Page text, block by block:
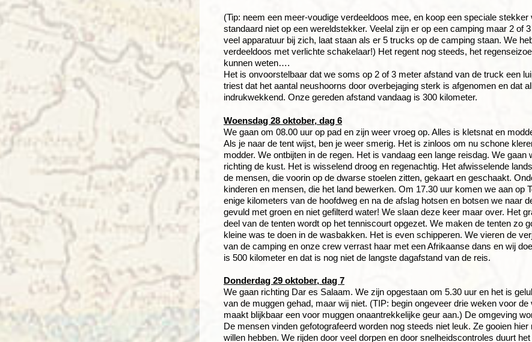
(Tip: neem een meer-voudige verdeeldoos mee, en koop een speciale
standaard niet op een wereldstekker. Veelal zijn er op een camping maar 2 of
veel apparatuur bij zich, laat staan als er 5 trucks op de camping staan. We
verdeeldoos met verlichte schakelaar!) Het regent nog steeds, het
kunnen weten….
Het is onvoorstelbaar dat we soms op 2 of 3 meter afstand van de truck een
triest dat het aantal neushoorns door overbejaging sterk is afgenomen en dat
indrukwekkend. Onze gereden afstand vandaag is 300 kilometer.
Woensdag 28 oktober, dag 6
We gaan om 08.00 uur op pad en zijn weer vroeg op. Alles is kletsnat en
Als je naar de tent wijst, ben je weer smerig. Het is zinloos om nu schone
modder. We ontbijten in de regen. Het is vandaag een lange reisdag. We
richting de kust. Het is wisselend droog en regenachtig. Het afwisselende
de mensen, die voorin op de dwarse stoelen zitten, gekaart en geschaakt.
kinderen en mensen, die het land bewerken. Om 17.30 uur komen we aan op
enige kilometers van de hoofdweg en na de afslag hotsen en botsen we naar
gevuld met groen en niet gefilterd water! We slaan deze keer maar over. Het
deel van de tenten wordt op het tenniscourt opgezet. We maken de tenten zo
kleine was te doen in de wasbakken. Het is even schipperen. We vieren de
van de camping en onze crew verrast haar met een Afrikaanse dans en wij
is 500 kilometer en dat is nog niet de langste dagafstand van de reis.
Donderdag 29 oktober, dag 7
We gaan richting Dar es Salaam. We zijn opgestaan om 5.30 uur en het is
van de muggen gehad, maar wij niet. (TIP: begin ongeveer drie weken voor
maakt blijkbaar een voor muggen onaantrekkelijke geur aan.) De omgeving
De mensen vinden gefotografeerd worden nog steeds niet leuk. Ze gooien
willen hebben. We rijden door veel dorpen en door snelheidscontroles duurt